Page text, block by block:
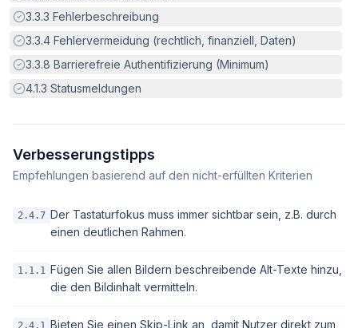
Erfüllt:
3.3.3 Fehlerbeschreibung
Erfüllt:
3.3.4 Fehlervermeidung (rechtlich, finanziell, Daten)
Erfüllt:
3.3.8 Barrierefreie Authentifizierung (Minimum)
Erfüllt:
4.1.3 Statusmeldungen
Verbesserungstipps
Empfehlungen basierend auf den nicht-erfüllten Kriterien
2.4.7 Der Tastaturfokus muss immer sichtbar sein, z.B. durch
einen deutlichen Rahmen.
1.1.1 Fügen Sie allen Bildern beschreibende Alt-Texte hinzu,
die den Bildinhalt vermitteln.
2.4.1 Bieten Sie einen Skip-Link an, damit Nutzer direkt zum